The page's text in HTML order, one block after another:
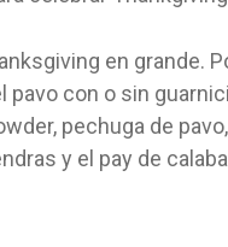
en grande.
con o sin
pechuga de
y el pay de